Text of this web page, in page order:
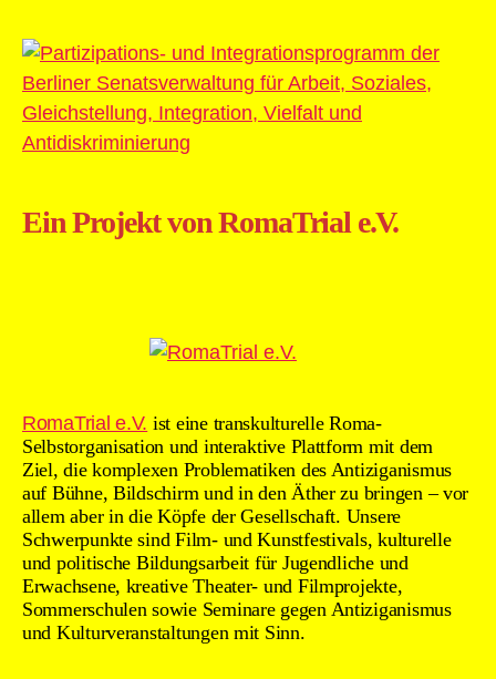
Ein Projekt von RomaTrial e.V.
RomaTrial e.V. ist eine transkulturelle Roma-
Selbstorganisation und interaktive Plattform mit dem
Ziel, die komplexen Problematiken des Antiziganismus
auf Bühne, Bildschirm und in den Äther zu bringen – vor
allem aber in die Köpfe der Gesellschaft. Unsere
Schwerpunkte sind Film- und Kunstfestivals, kulturelle
und politische Bildungsarbeit für Jugendliche und
Erwachsene, kreative Theater- und Filmprojekte,
Sommerschulen sowie Seminare gegen Antiziganismus
und Kulturveranstaltungen mit Sinn.